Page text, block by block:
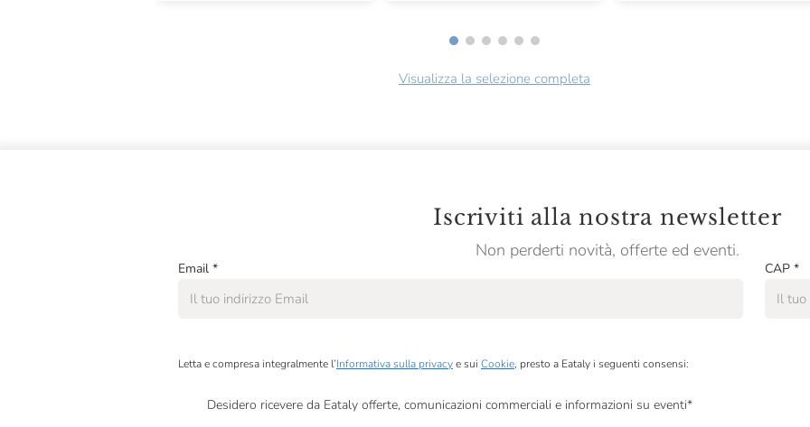
Visualizza la selezione completa
Iscriviti alla nostra newsletter
Non perderti novità, offerte ed eventi.
Email * CAP *
Letta e compresa integralmente l’Informativa sulla privacye sui Cookie, presto a Eataly i seguenti consensi:
Desidero ricevere da Eataly offerte, comunicazioni commerciali e informazioni su eventi*